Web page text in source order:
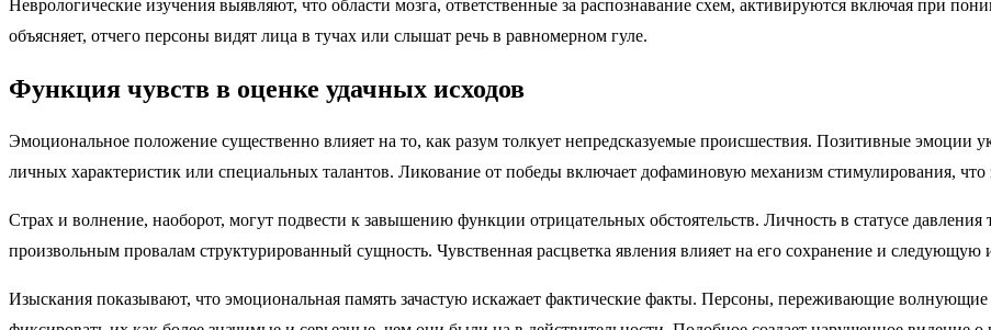
Неврологические изучения выявляют, что области мозга, ответственные за распознавание схем, активируются включая при
объясняет, отчего персоны видят лица в тучах или слышат речь в равномерном гуле.
Функция чувств в оценке удачных исходов
Эмоциональное положение существенно влияет на то, как разум толкует непредсказуемые происшествия. Позитивные эмоции
личных характеристик или специальных талантов. Ликование от победы включает дофаминовую механизм стимулирования, что
Страх и волнение, наоборот, могут подвести к завышению функции отрицательных обстоятельств. Личность в статусе давления
произвольным провалам структурированный сущность. Чувственная расцветка явления влияет на его сохранение и следующую
Изыскания показывают, что эмоциональная память зачастую искажает фактические факты. Персоны, переживающие